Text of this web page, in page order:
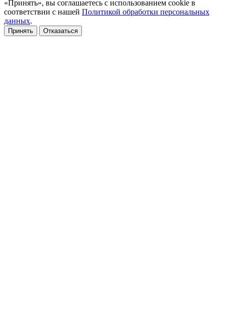
«Принять», вы соглашаетесь с использованием cookie в
соответствии с нашей Политикой обработки персональных
данных.
Принять Отказаться